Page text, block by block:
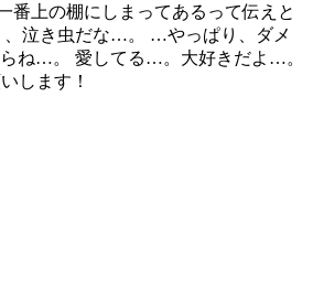
番上の棚にしまってあるって伝えと
、泣き虫だな…。 …やっぱり、ダメ
ね…。 愛してる…。大好きだよ…。
します！